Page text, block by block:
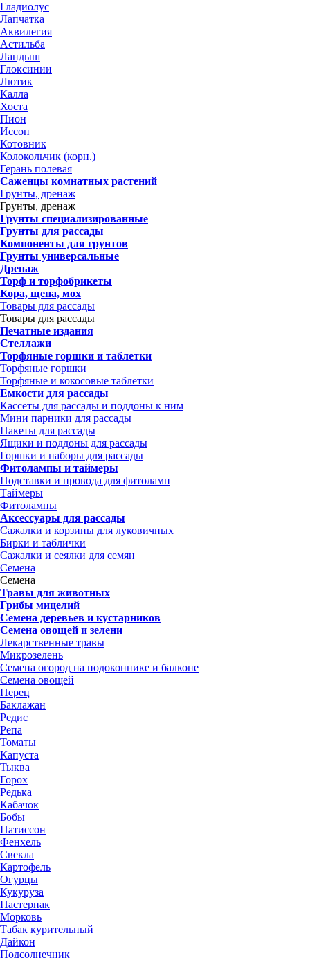
Гладиолус
Лапчатка
Аквилегия
Астильба
Ландыш
Глоксинии
Лютик
Калла
Хоста
Пион
Иссоп
Котовник
Колокольчик (корн.)
Герань полевая
Саженцы комнатных растений
Грунты, дренаж
Грунты, дренаж
Грунты специализированные
Грунты для рассады
Компоненты для грунтов
Грунты универсальные
Дренаж
Торф и торфобрикеты
Кора, щепа, мох
Товары для рассады
Товары для рассады
Печатные издания
Стеллажи
Торфяные горшки и таблетки
Торфяные горшки
Торфяные и кокосовые таблетки
Емкости для рассады
Кассеты для рассады и поддоны к ним
Мини парники для рассады
Пакеты для рассады
Ящики и поддоны для рассады
Горшки и наборы для рассады
Фитолампы и таймеры
Подставки и провода для фитоламп
Таймеры
Фитолампы
Аксессуары для рассады
Сажалки и корзины для луковичных
Бирки и таблички
Сажалки и сеялки для семян
Семена
Семена
Травы для животных
Грибы мицелий
Семена деревьев и кустарников
Семена овощей и зелени
Лекарственные травы
Микрозелень
Семена огород на подоконнике и балконе
Семена овощей
Перец
Баклажан
Редис
Репа
Томаты
Капуста
Тыква
Горох
Редька
Кабачок
Бобы
Патиссон
Фенхель
Свекла
Картофель
Огурцы
Кукуруза
Пастернак
Морковь
Табак курительный
Дайкон
Подсолнечник